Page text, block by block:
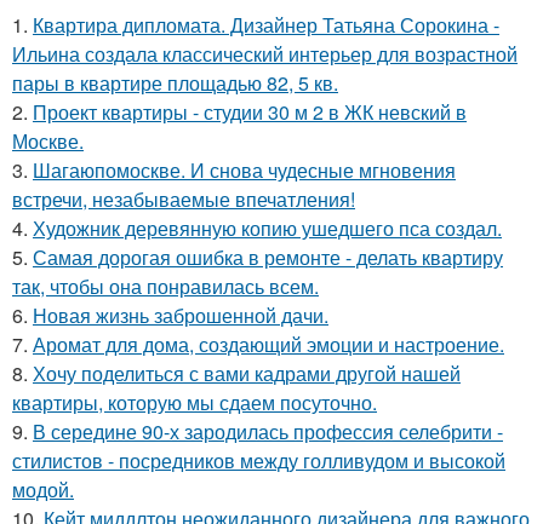
1. Квартира дипломата. Дизайнер Татьяна Сорокина -
Ильина создала классический интерьер для возрастной
пары в квартире площадью 82, 5 кв.
2. Проект квартиры - студии 30 м 2 в ЖК невский в
Москве.
3. Шагаюпомоскве. И снова чудесные мгновения
встречи, незабываемые впечатления!
4. Художник деревянную копию ушедшего пса создал.
5. Самая дорогая ошибка в ремонте - делать квартиру
так, чтобы она понравилась всем.
6. Новая жизнь заброшенной дачи.
7. Аромат для дома, создающий эмоции и настроение.
8. Хочу поделиться с вами кадрами другой нашей
квартиры, которую мы сдаем посуточно.
9. В середине 90-х зародилась профессия селебрити -
стилистов - посредников между голливудом и высокой
модой.
10. Кейт миддлтон неожиданного дизайнера для важного